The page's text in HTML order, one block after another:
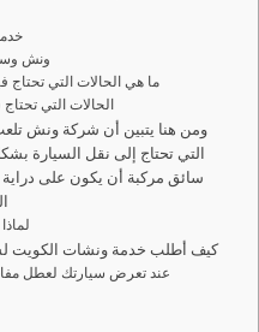
ونش
ما هي الحالات التي
الحالات التي
ومن هنا يتبين أن شركة ونش
التي تحتاج إلى نقل السيارة
سائق مركبة أن يكون على
كيف أطلب خدمة ونشات الكويت
عند تعرض سيارتك لعطل